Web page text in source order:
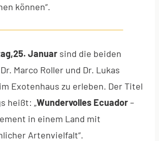
können“.
Januar sind die beiden
Marco Roller und Dr. Lukas
Exotenhaus zu erleben. Der Titel
heißt: „Wundervolles Ecuador–
in einem Land mit
Artenvielfalt“.